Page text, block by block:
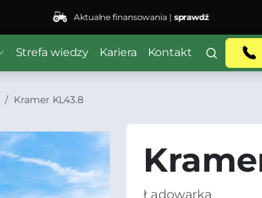
Aktualne finansowania |sprawdź
Strefa wiedzy Kariera Kontakt
Kramer KL43.8
Ładowarka